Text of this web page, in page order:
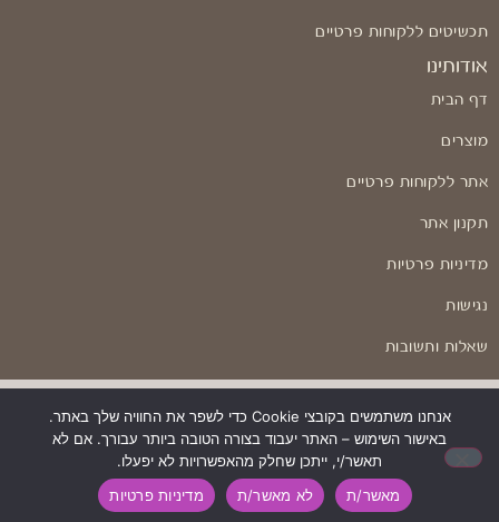
תכשיטים ללקוחות פרטיים
אודותינו
דף הבית
מוצרים
אתר ללקוחות פרטיים
תקנון אתר
מדיניות פרטיות
נגישות
שאלות ותשובות
בניה ועיצוב: Odesign
אנחנו משתמשים בקובצי Cookie כדי לשפר את החוויה שלך באתר.
באישור השימוש – האתר יעבוד בצורה הטובה ביותר עבורך. אם לא
תאשר/י, ייתכן שחלק מהאפשרויות לא יפעלו.
מאשר/ת
לא מאשר/ת מדיניות פרטיות